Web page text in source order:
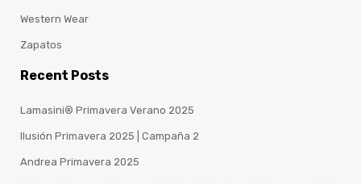
Western Wear
Zapatos
Recent Posts
Lamasini® Primavera Verano 2025
Ilusión Primavera 2025 | Campaña 2
Andrea Primavera 2025